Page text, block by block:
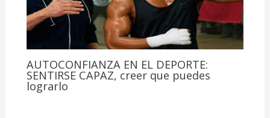
AUTOCONFIANZA EN EL DEPORTE:
SENTIRSE CAPAZ, creer que puedes
lograrlo